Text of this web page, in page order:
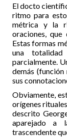
El docto
ritmo para
métrica y la
oraciones, que
Estas formas
una
parcialmente.
demás (función
sus
Obviamente,
orígenes
descrito
aparejado a
trascendente